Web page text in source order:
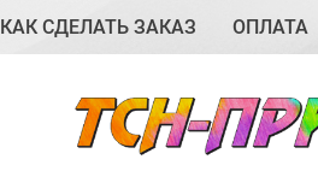
КАК СДЕЛАТЬ ЗАКАЗ ОПЛАТА